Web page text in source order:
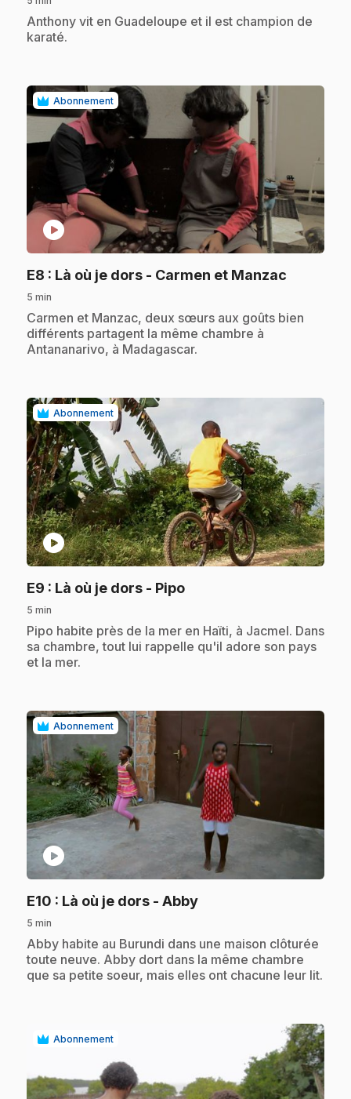
.Anthony vit en Guadeloupe et il est champion de
karaté.
Abonnement
play_circle
E8 : Là où je dors - Carmen et Manzac
5 min
.Carmen et Manzac, deux sœurs aux goûts bien
différents partagent la même chambre à
Antananarivo, à Madagascar.
Abonnement
play_circle
E9 : Là où je dors - Pipo.
5 min
.Pipo habite près de la mer en Haïti, à Jacmel. Dans
sa chambre, tout lui rappelle qu'il adore son pays
et la mer.
Abonnement
play_circle
E10 : Là où je dors - Abby.
5 min
.Abby habite au Burundi dans une maison clôturée
toute neuve. Abby dort dans la même chambre
que sa petite soeur, mais elles ont chacune leur lit.
Abonnement